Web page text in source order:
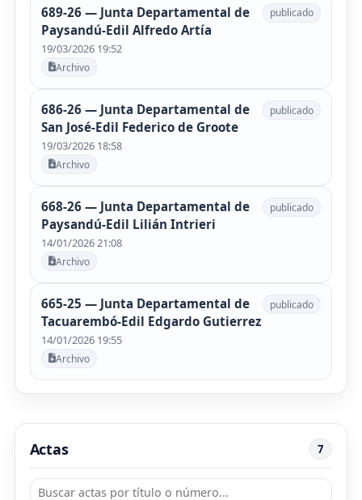
689-26 — Junta Departamental de
Paysandú-Edil Alfredo Artía
19/03/2026 19:52
Archivo
publicado
686-26 — Junta Departamental de
San José-Edil Federico de Groote
19/03/2026 18:58
Archivo
publicado
668-26 — Junta Departamental de
Paysandú-Edil Lilián Intrieri
14/01/2026 21:08
Archivo
publicado
665-25 — Junta Departamental de
Tacuarembó-Edil Edgardo Gutierrez
14/01/2026 19:55
Archivo
publicado
Actas 7